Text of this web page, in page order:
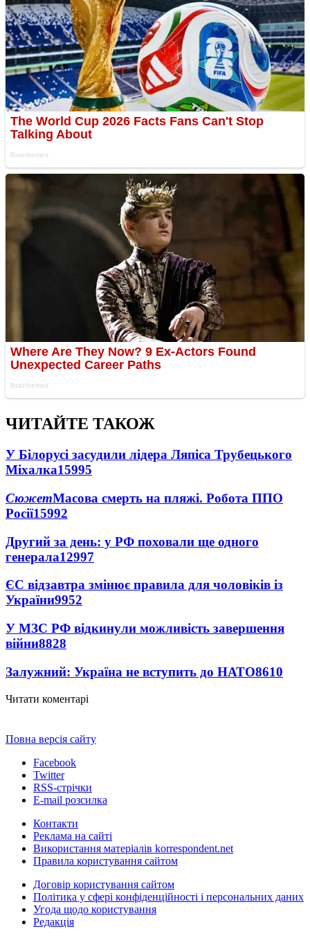
ЧИТАЙТЕ ТАКОЖ
У Білорусі засудили лідера Ляпіса Трубецького
Міхалка15995
СюжетМасова смерть на пляжі. Робота ППО
Росії15992
Другий за день: у РФ поховали ще одного
генерала12997
ЄС відзавтра змінює правила для чоловіків із
України9952
У МЗС РФ відкинули можливість завершення
війни8828
Залужний: Україна не вступить до НАТО8610
Читати коментарі
Повна версія сайту
Facebook
Twitter
RSS-стрічки
E-mail розсилка
Контакти
Реклама на сайті
Використання матеріалів korrespondent.net
Правила користування сайтом
Договір користування сайтом
Політика у сфері конфіденційності і персональних даних
Угода щодо користування
Редакція